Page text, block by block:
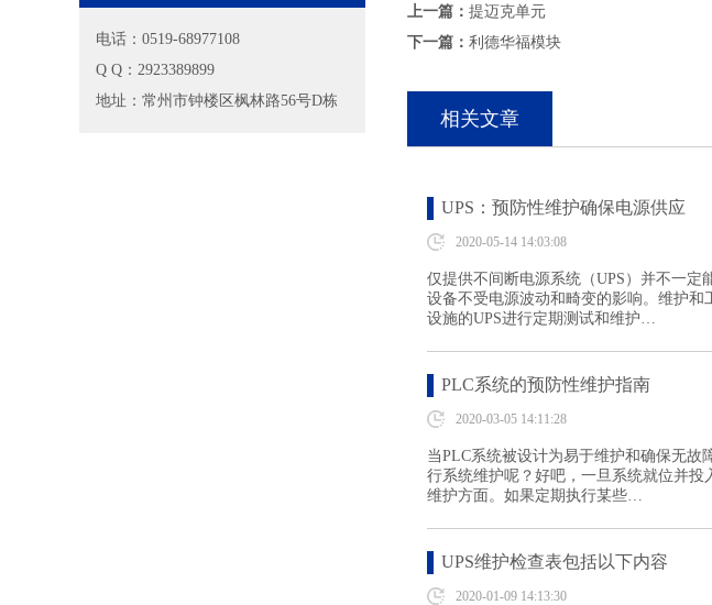
电话：0519-68977108
Q Q： 2923389899
地址：常州市钟楼区枫林路56号D栋
上一篇： 提迈克单元
下一篇： 利德华福模块
相关文章
UPS：预防性维护确保电源供应
2020-05-14 14:03:08
仅提供不间断电源系统（UPS）并不一定
设备不受电源波动和畸变的影响。维护和
设施的UPS进行定期测试和维护…
PLC系统的预防性维护指南
2020-03-05 14:11:28
当PLC系统被设计为易于维护和确保无故
行系统维护呢？好吧，一旦系统就位并投
维护方面。如果定期执行某些…
UPS维护检查表包括以下内容
2020-01-09 14:13:30